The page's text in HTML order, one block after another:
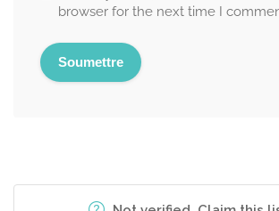
browser for the next time I